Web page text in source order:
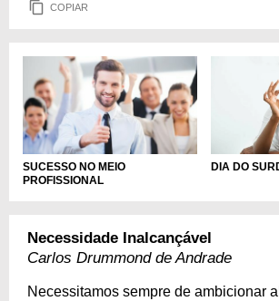
COPIAR
SUCESSO NO MEIO
PROFISSIONAL
DIA DO
Necessidade Inalcançável
Carlos Drummond de Andrade
Necessitamos sempre de ambicionar